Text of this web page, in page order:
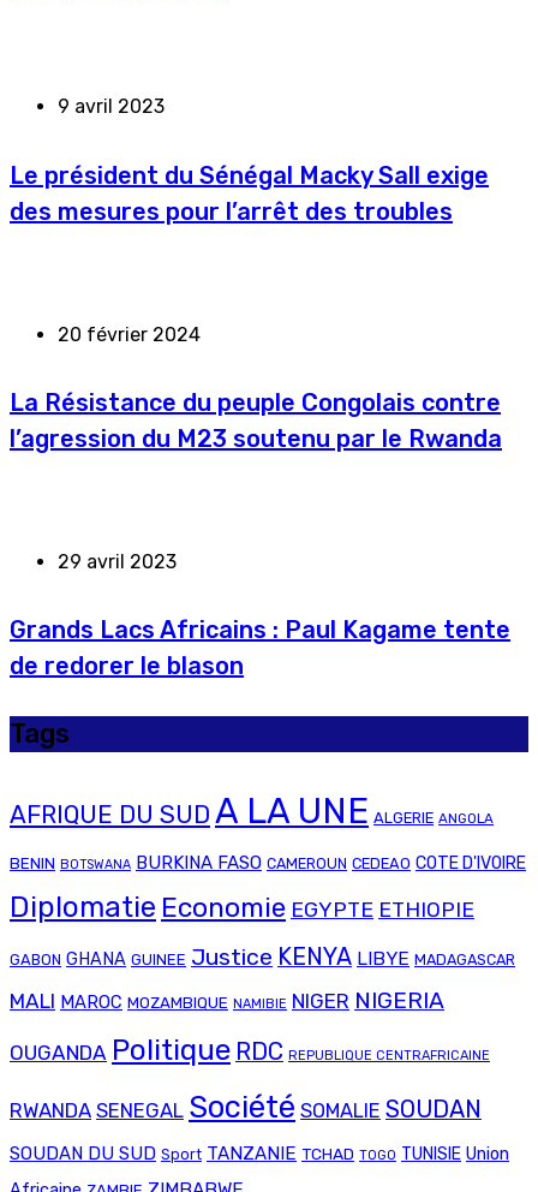
9 avril 2023
Le président du Sénégal Macky Sall exige
des mesures pour l’arrêt des troubles
20 février 2024
La Résistance du peuple Congolais contre
l’agression du M23 soutenu par le Rwanda
29 avril 2023
Grands Lacs Africains : Paul Kagame tente
de redorer le blason
Tags
AFRIQUE DU SUD A LA UNE ALGERIE ANGOLA
BENIN BOTSWANA BURKINA FASO CAMEROUN CEDEAO COTE D'IVOIRE
Diplomatie Economie EGYPTE ETHIOPIE
GABON GHANA GUINEE Justice KENYA LIBYE MADAGASCAR
MALI MAROC MOZAMBIQUE NAMIBIE NIGER NIGERIA
OUGANDA Politique RDC REPUBLIQUE CENTRAFRICAINE
RWANDA SENEGAL Société SOMALIE SOUDAN
SOUDAN DU SUD Sport TANZANIE TCHAD TOGO TUNISIE Union